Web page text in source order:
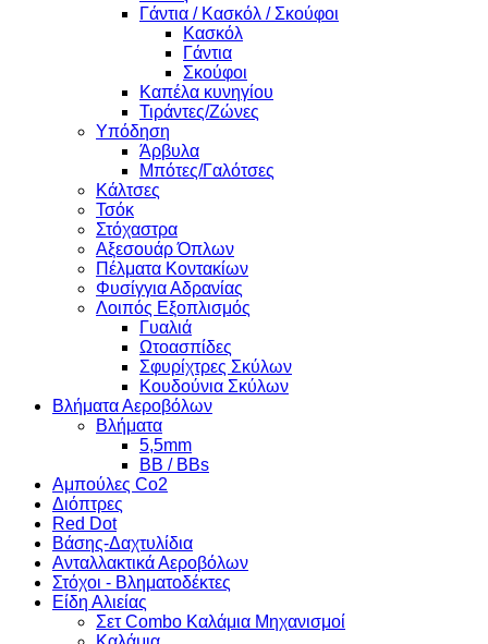
Γάντια / Κασκόλ / Σκούφοι
Κασκόλ
Γάντια
Σκούφοι
Καπέλα κυνηγίου
Τιράντες/Ζώνες
Υπόδηση
Άρβυλα
Μπότες/Γαλότσες
Κάλτσες
Τσόκ
Στόχαστρα
Αξεσουάρ Όπλων
Πέλματα Κοντακίων
Φυσίγγια Αδρανίας
Λοιπός Εξοπλισμός
Γυαλιά
Ωτοασπίδες
Σφυρίχτρες Σκύλων
Κουδούνια Σκύλων
Βλήματα Αεροβόλων
Βλήματα
5,5mm
BB / BBs
Αμπούλες Co2
Διόπτρες
Red Dot
Βάσης-Δαχτυλίδια
Ανταλλακτικά Αεροβόλων
Στόχοι - Βληματοδέκτες
Είδη Αλιείας
Σετ Combo Καλάμια Μηχανισμοί